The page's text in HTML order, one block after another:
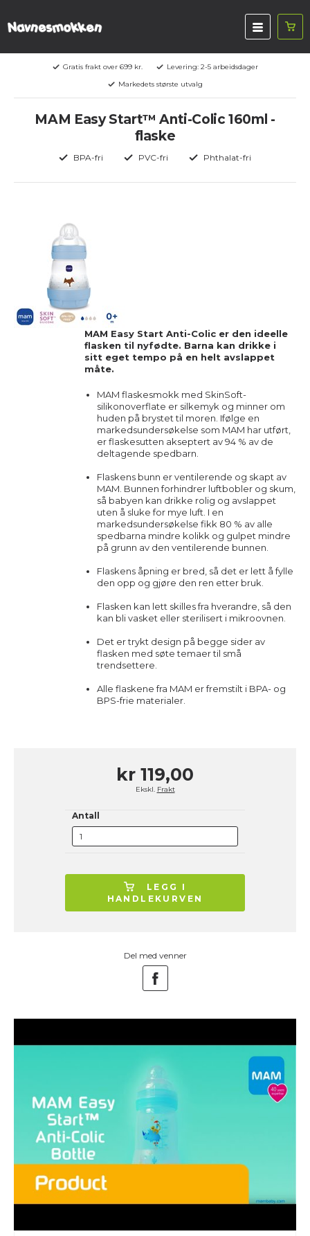
Gratis frakt over 699 kr.
Levering: 2-5 arbeidsdager
Markedets største utvalg
MAM Easy Start™ Anti-Colic 160ml -
flaske
BPA-fri PVC-fri Phthalat-fri
MAM Easy Start Anti-Colic er den ideelle
flasken til nyfødte. Barna kan drikke i
sitt eget tempo på en helt avslappet
måte.
MAM flaskesmokk med SkinSoft-
silikonoverflate er silkemyk og minner om
huden på brystet til moren. Ifølge en
markedsundersøkelse som MAM har utført,
er flaskesutten akseptert av 94 % av de
deltagende spedbarn.
Flaskens bunn er ventilerende og skapt av
MAM. Bunnen forhindrer luftbobler og skum,
så babyen kan drikke rolig og avslappet
uten å sluke for mye luft. I en
markedsundersøkelse fikk 80 % av alle
spedbarna mindre kolikk og gulpet mindre
på grunn av den ventilerende bunnen.
Flaskens åpning er bred, så det er lett å fylle
den opp og gjøre den ren etter bruk.
Flasken kan lett skilles fra hverandre, så den
kan bli vasket eller sterilisert i mikroovnen.
Det er trykt design på begge sider av
flasken med søte temaer til små
trendsettere.
Alle flaskene fra MAM er fremstilt i BPA- og
BPS-frie materialer.
kr 119,00
Ekskl. Frakt
Antall
LEGG I
HANDLEKURVEN
Del med venner